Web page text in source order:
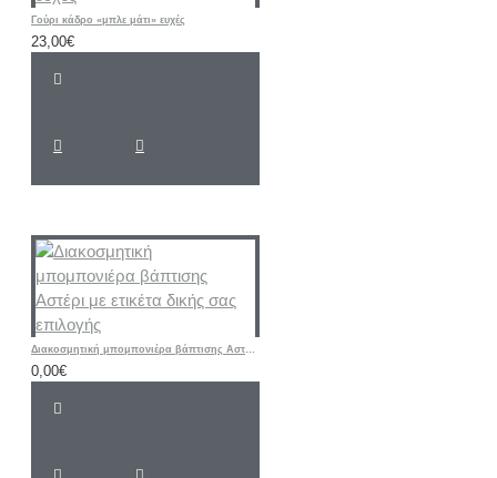
Γούρι κάδρο «μπλε μάτι» ευχές
23,00€
Διακοσμητική μπομπονιέρα βάπτισης Αστέρι με ετικέτα δικής σας επιλογής
0,00€